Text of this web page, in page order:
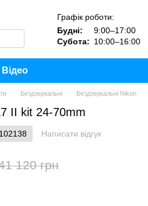
Графік роботи:
Будні:
9:00–17:00
Субота: 10:00–16:00
Відео
Бездзеркальні Бездзеркальні Nikon
II kit 24-70mm
Написати відгук
120 грн